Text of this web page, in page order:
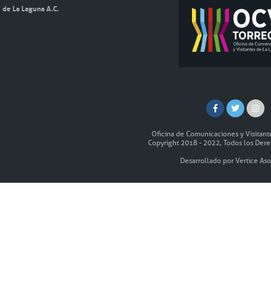
La Laguna A.C.
Oficina de Comunicaciones y
Copyright 2018 - 2022, Todos los
Desarrollado por Vertice